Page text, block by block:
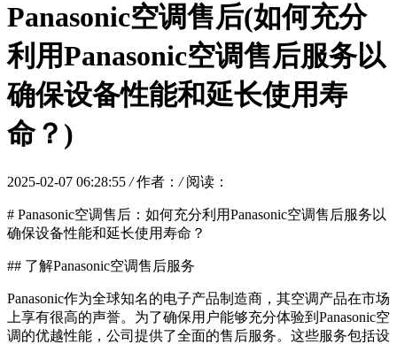
Panasonic空调售后(如何充分
利用Panasonic空调售后服务以
确保设备性能和延长使用寿
命？)
2025-02-07 06:28:55 / 作者： / 阅读：
# Panasonic空调售后：如何充分利用Panasonic空调售后服务以
确保设备性能和延长使用寿命？
## 了解Panasonic空调售后服务
Panasonic作为全球知名的电子产品制造商，其空调产品在市场
上享有很高的声誉。为了确保用户能够充分体验到Panasonic空
调的优越性能，公司提供了全面的售后服务。这些服务包括设